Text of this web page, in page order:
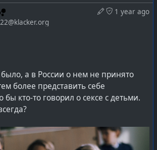
1 year ago
а в России о нем не принято
более представить себе
кто-то говорил о сексе с детьми.